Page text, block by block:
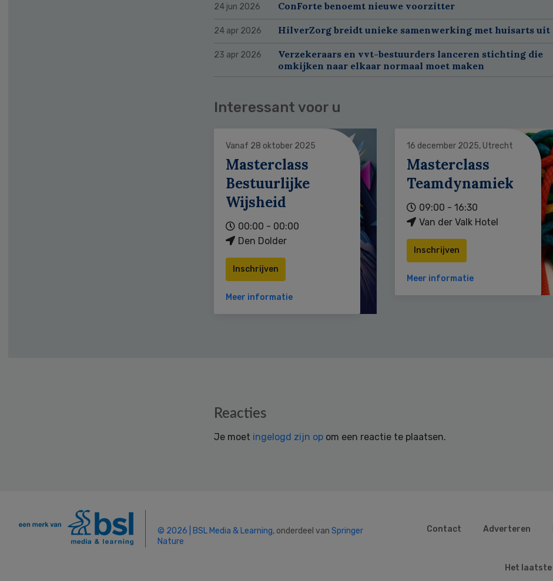
24 jun 2026 ConForte benoemt nieuwe voorzitter
24 apr 2026 HilverZorg breidt unieke samenwerking met huisarts uit
23 apr 2026
Verzekeraars en vvt-bestuurders lanceren stichting die
omkijken naar elkaar normaal moet maken
Interessant voor u
Vanaf 28 oktober 2025
Masterclass
Bestuurlijke
Wijsheid
00:00 - 00:00
Den Dolder
Inschrijven
Meer informatie
16 december 2025, Utrecht
Masterclass
Teamdynamiek
09:00 - 16:30
Van der Valk Hotel
Inschrijven
Meer informatie
Reacties
Je moet ingelogd zijn op om een reactie te plaatsen.
© 2026 | BSL Media & Learning, onderdeel van Springer
Nature
Contact Adverteren
Het